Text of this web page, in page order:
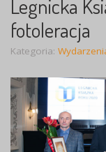
Legnicka
fotoleracja
Kategoria: